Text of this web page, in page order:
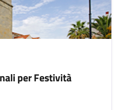
per Festività